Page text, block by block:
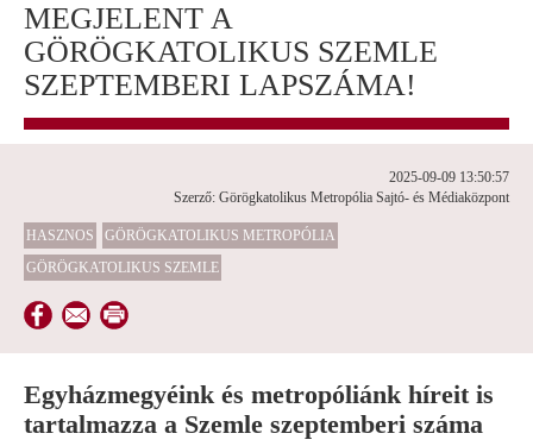
MEGJELENT A
GÖRÖGKATOLIKUS SZEMLE
SZEPTEMBERI LAPSZÁMA!
2025-09-09 13:50:57
Szerző: Görögkatolikus Metropólia Sajtó- és Médiaközpont
HASZNOS
GÖRÖGKATOLIKUS METROPÓLIA
GÖRÖGKATOLIKUS SZEMLE
Egyházmegyéink és metropóliánk híreit is
tartalmazza a Szemle szeptemberi száma